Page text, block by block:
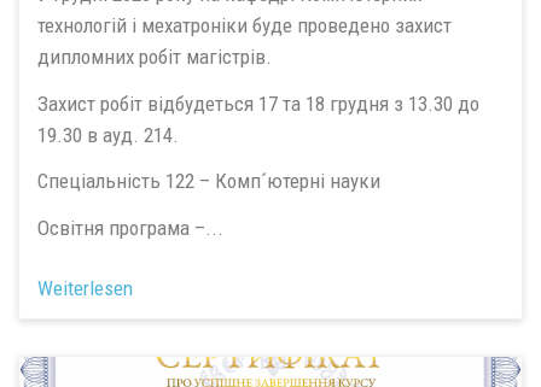
технологій і мехатроніки буде проведено захист
дипломних робіт магістрів.
Захист робіт відбудеться 17 та 18 грудня з 13.30 до
19.30 в ауд. 214.
Спеціальність 122 – Комп´ютерні науки
Освітня програма –...
Weiterlesen